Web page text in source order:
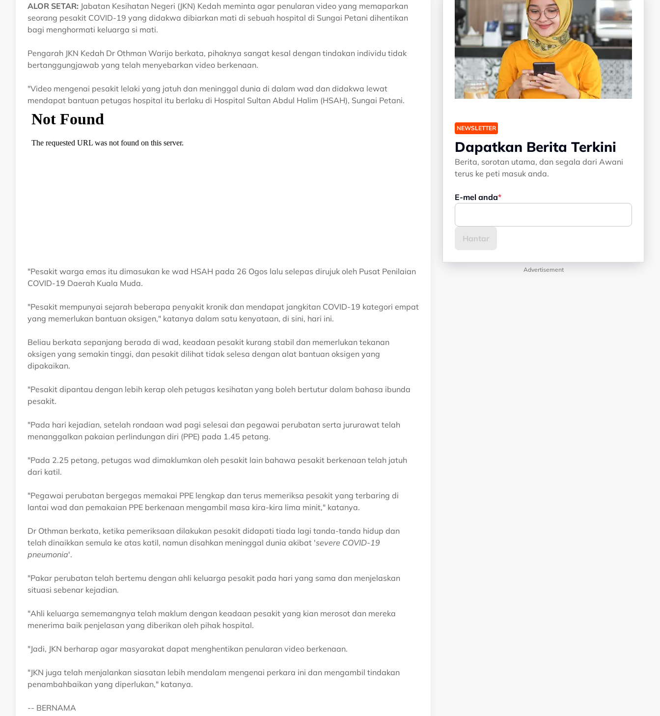
ALOR SETAR: Jabatan Kesihatan Negeri (JKN) Kedah meminta agar penularan video yang memaparkan
seorang pesakit COVID-19 yang didakwa dibiarkan mati di sebuah hospital di Sungai Petani dihentikan
bagi menghormati keluarga si mati.
Pengarah JKN Kedah Dr Othman Warijo berkata, pihaknya sangat kesal dengan tindakan individu tidak
bertanggungjawab yang telah menyebarkan video berkenaan.
"Video mengenai pesakit lelaki yang jatuh dan meninggal dunia di dalam wad dan didakwa lewat
mendapat bantuan petugas hospital itu berlaku di Hospital Sultan Abdul Halim (HSAH), Sungai Petani.
"Pesakit warga emas itu dimasukan ke wad HSAH pada 26 Ogos lalu selepas dirujuk oleh Pusat Penilaian
COVID-19 Daerah Kuala Muda.
"Pesakit mempunyai sejarah beberapa penyakit kronik dan mendapat jangkitan COVID-19 kategori empat
yang memerlukan bantuan oksigen," katanya dalam satu kenyataan, di sini, hari ini.
Beliau berkata sepanjang berada di wad, keadaan pesakit kurang stabil dan memerlukan tekanan
oksigen yang semakin tinggi, dan pesakit dilihat tidak selesa dengan alat bantuan oksigen yang
dipakaikan.
"Pesakit dipantau dengan lebih kerap oleh petugas kesihatan yang boleh bertutur dalam bahasa ibunda
pesakit.
"Pada hari kejadian, setelah rondaan wad pagi selesai dan pegawai perubatan serta jururawat telah
menanggalkan pakaian perlindungan diri (PPE) pada 1.45 petang.
"Pada 2.25 petang, petugas wad dimaklumkan oleh pesakit lain bahawa pesakit berkenaan telah jatuh
dari katil.
"Pegawai perubatan bergegas memakai PPE lengkap dan terus memeriksa pesakit yang terbaring di
lantai wad dan pemakaian PPE berkenaan mengambil masa kira-kira lima minit," katanya.
Dr Othman berkata, ketika pemeriksaan dilakukan pesakit didapati tiada lagi tanda-tanda hidup dan
telah dinaikkan semula ke atas katil, namun disahkan meninggal dunia akibat 'severe COVID-19
pneumonia'.
"Pakar perubatan telah bertemu dengan ahli keluarga pesakit pada hari yang sama dan menjelaskan
situasi sebenar kejadian.
"Ahli keluarga sememangnya telah maklum dengan keadaan pesakit yang kian merosot dan mereka
menerima baik penjelasan yang diberikan oleh pihak hospital.
"Jadi, JKN berharap agar masyarakat dapat menghentikan penularan video berkenaan.
"JKN juga telah menjalankan siasatan lebih mendalam mengenai perkara ini dan mengambil tindakan
penambahbaikan yang diperlukan," katanya.
-- BERNAMA
NEWSLETTER
Dapatkan Berita Terkini
Berita, sorotan utama, dan segala dari Awani
terus ke peti masuk anda.
E-mel anda
Advertisement